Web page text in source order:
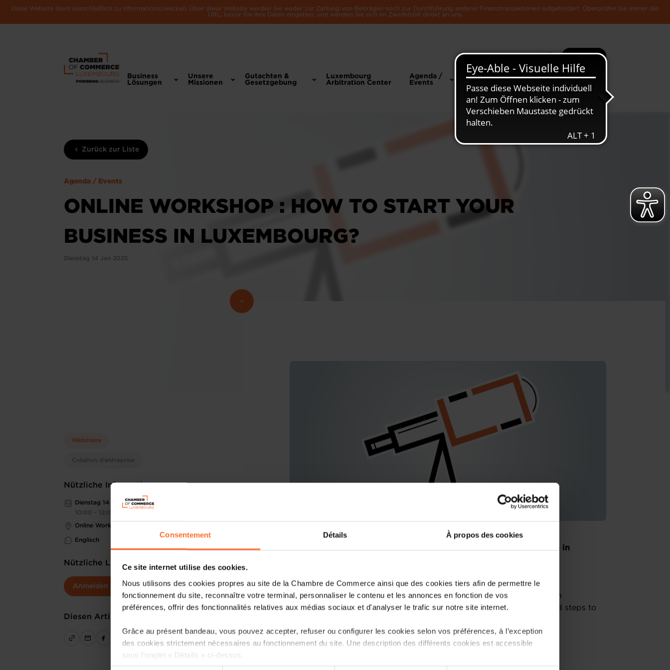
Consentement Détails À propos des cookies
Ce site internet utilise des cookies.
Nous utilisons des cookies propres au site de la Chambre de Commerce ainsi que des cookies tiers afin de permettre le
fonctionnement du site, reconnaître votre terminal, personnaliser le contenu et les annonces en fonction de vos
préférences, offrir des fonctionnalités relatives aux médias sociaux et d'analyser le trafic sur notre site internet.
Grâce au présent bandeau, vous pouvez accepter, refuser ou configurer les cookies selon vos préférences, à l’exception
des cookies strictement nécessaires au fonctionnement du site. Une description des différents cookies est accessible
sous l’onglet « Détails » ci-dessus.
Diese Website dient ausschließlich zu Informationszwecken. Über diese Website werden Sie weder zur Zahlung von Beiträgen noch zur Durchführung anderer Finanztransaktionen aufgefordert. Überprüfen Sie immer die
URL, bevor Sie Ihre Daten eingeben, und wenden Sie sich im Zweifelsfall direkt an uns.
Suche Mehr
Business
Lösungen
Unsere
Missionen
Gutachten &
Gesetzgebung
Luxembourg
Arbitration Center
Agenda /
Events
News &
Die Luxemburger
Zurück zur Liste
Agenda / Events
ONLINE WORKSHOP : HOW TO START YOUR
BUSINESS IN LUXEMBOURG?
Dienstag 14 Jan 2025
Webinaire
Création d'entreprise
Nützliche Informationen
Dienstag 14 Jan 2025
10:00 - 12:00
Online Workshop
Englisch
Nützliche Links
Anmelden
Diesen Artikel teilen
You are starting a business from scratch or buying an existing one in
How? Attend the upcoming workshop «How to start your business in
Luxembourg?» focusing on the ecosystem, regulatory framework and steps to
Agenda
First part: tutorial in 45 minutes